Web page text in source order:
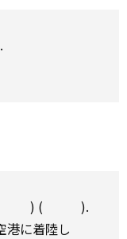
( ) ( ).
港に着陸し